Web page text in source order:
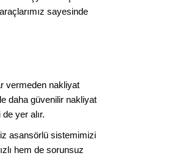
sayesinde
vermeden nakliyat
daha güvenilir nakliyat
yer alır.
asansörlü sistemimizi
hem de sorunsuz